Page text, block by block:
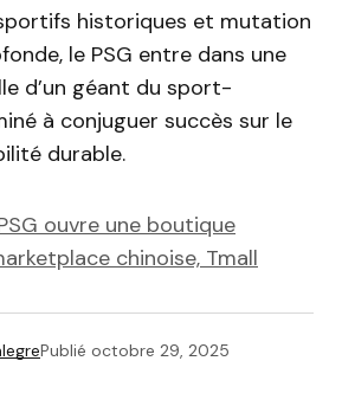
historiques et mutation
le PSG entre dans une
d’un géant du sport-
à conjuguer succès sur le
durable.
ouvre une boutique
chinoise, Tmall
Publié octobre 29, 2025